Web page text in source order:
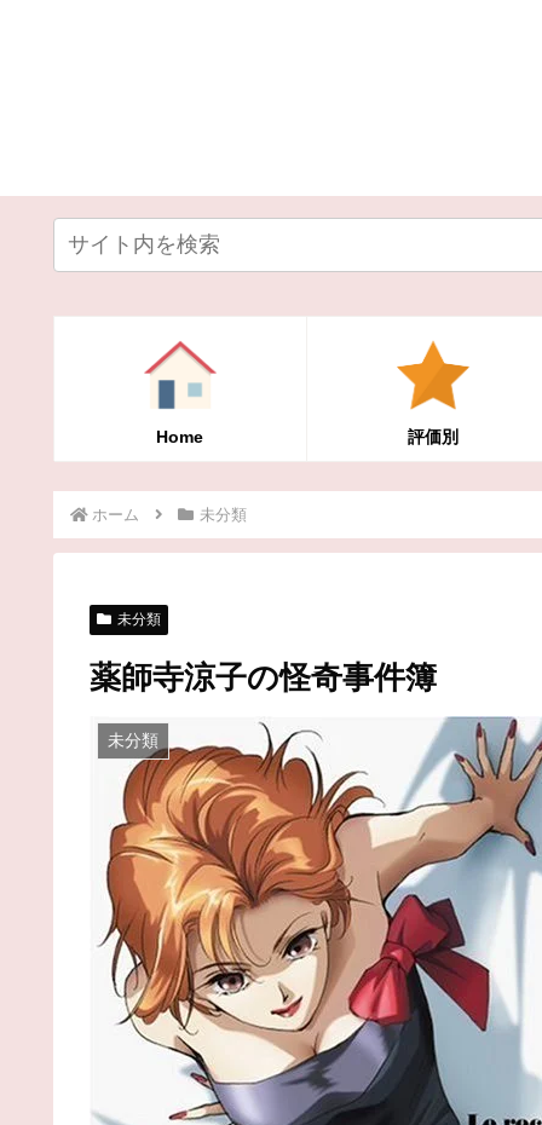
Home 評価別
ホーム 未分類
未分類
薬師寺涼子の怪奇事件簿
未分類